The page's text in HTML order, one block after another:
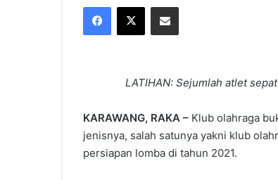
X
Facebook
X Share via Email
LATIHAN: Sejumlah atlet
KARAWANG, RAKA – Klub olahraga
jenisnya, salah satunya yakni klub
persiapan lomba di tahun 2021.